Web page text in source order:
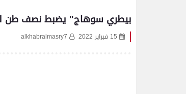
بيطري سوهاج" يضبط نصف طن
15 فبراير 2022 alkhabralmasry7